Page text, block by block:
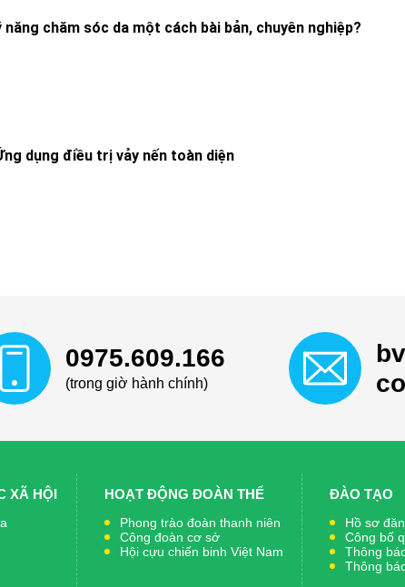
chăm sóc da một cách bài bản, chuyên nghiệp?
dụng điều trị vảy nến toàn diện
0975.609.166
(trong giờ hành chính)
XÃ HỘI HOẠT ĐỘNG ĐOÀN THỂ
Phong trào đoàn thanh niên
Công đoàn cơ sở
Hội cựu chiến binh Việt Nam
ĐÀO TẠO
Hồ sơ
Công bố
Thông
Thông